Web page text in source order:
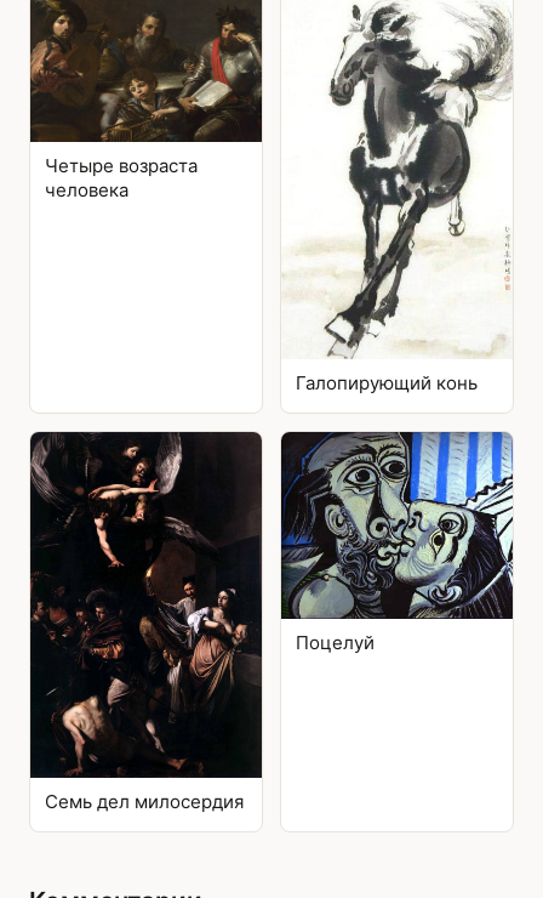
Четыре возраста
человека
Галопирующий конь
Семь дел милосердия
Поцелуй